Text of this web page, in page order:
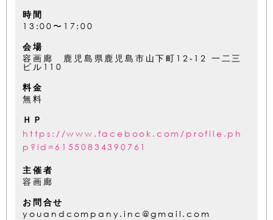
時間
13:00〜17:00
会場
容画廊 鹿児島県鹿児島市山下町12-12 一二三
ビル110
料金
無料
ＨＰ
https://www.facebook.com/profile.ph
p?id=61550834390761
主催者
容画廊
お問合せ
youandcompany.inc@gmail.com